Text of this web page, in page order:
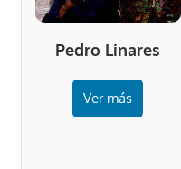
Pedro Linares
Ver más